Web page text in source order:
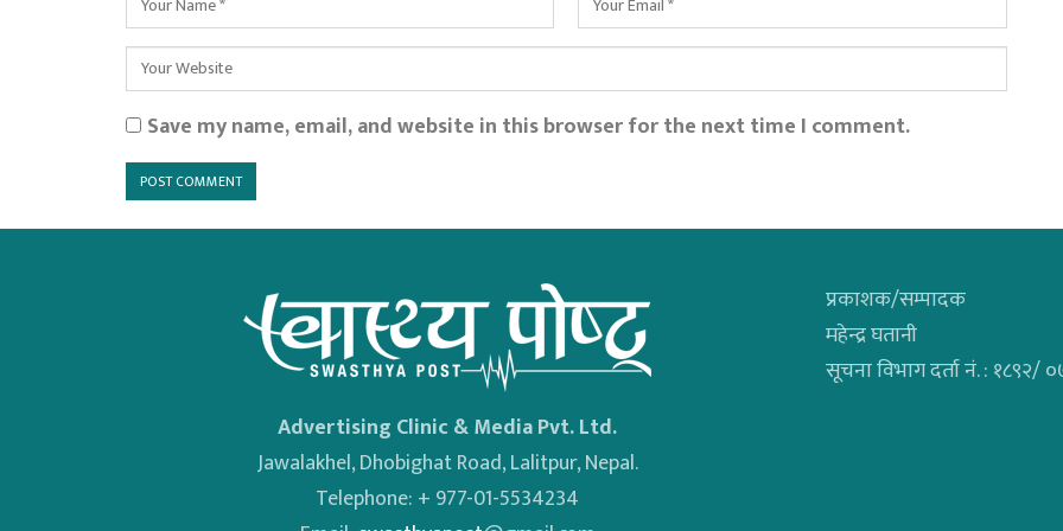
Save my name, email, and website in this browser for the next time I comment.
Advertising Clinic & Media Pvt. Ltd.
Jawalakhel, Dhobighat Road, Lalitpur, Nepal.
Telephone: + 977-01-5534234
प्रकाशक/सम्पादक
महेन्द्र घतानी
सूचना विभाग दर्ता नं. : १८९२/